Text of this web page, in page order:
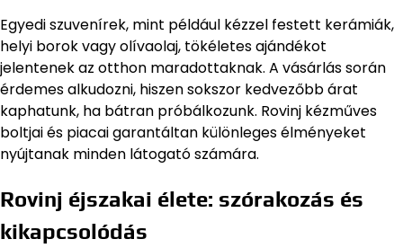
Egyedi szuvenírek, mint például kézzel festett kerámiák,
helyi borok vagy olívaolaj, tökéletes ajándékot
jelentenek az otthon maradottaknak. A vásárlás során
érdemes alkudozni, hiszen sokszor kedvezőbb árat
kaphatunk, ha bátran próbálkozunk. Rovinj kézműves
boltjai és piacai garantáltan különleges élményeket
nyújtanak minden látogató számára.
Rovinj éjszakai élete: szórakozás és
kikapcsolódás